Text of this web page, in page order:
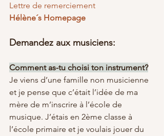
Lettre de remerciement
Hélène´s Homepage
Demandez aux musiciens:
Comment as-tu choisi ton instrument?
Je viens d’une famille non musicienne
et je pense que c’était l’idée de ma
mère de m’inscrire à l’école de
musique. J’étais en 2ème classe à
l’école primaire et je voulais jouer du